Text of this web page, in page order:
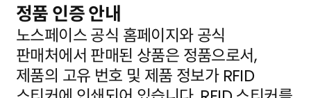
정품 인증 안내
노스페이스 공식 홈페이지와 공식
판매처에서 판매된 상품은 정품으로서,
제품의 고유 번호 및 제품 정보가 RFID